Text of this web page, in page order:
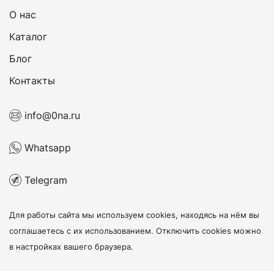
О нас
Каталог
Блог
Контакты
info@0na.ru
Whatsapp
Telegram
Для работы сайта мы используем cookies, находясь на нём вы
соглашаетесь с их использованием. Отключить cookies можно
в настройках вашего браузера.